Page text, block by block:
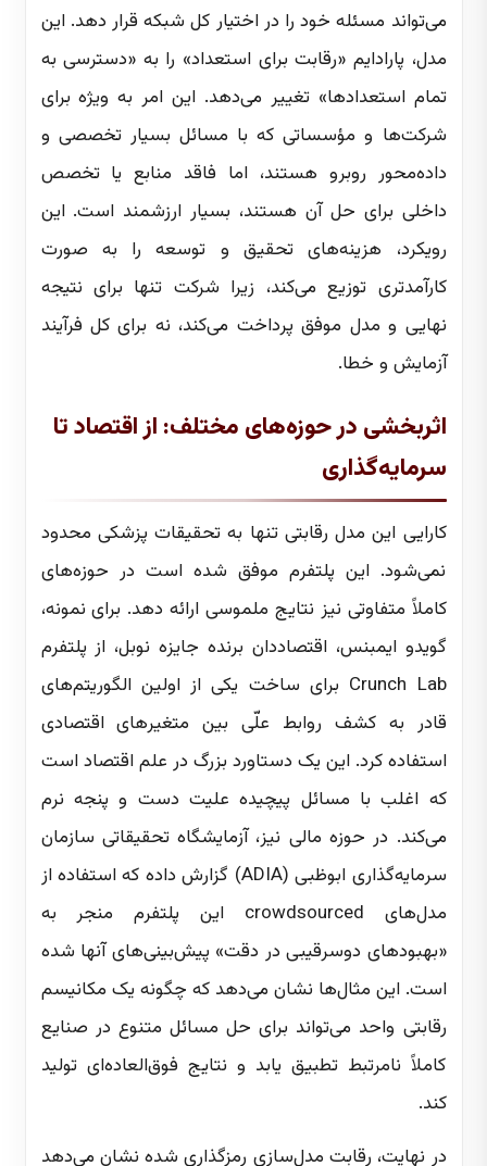
می‌تواند مسئله خود را در اختیار کل شبکه قرار دهد. این
مدل، پارادایم «رقابت برای استعداد» را به «دسترسی به
تمام استعدادها» تغییر می‌دهد. این امر به ویژه برای
شرکت‌ها و مؤسساتی که با مسائل بسیار تخصصی و
داده‌محور روبرو هستند، اما فاقد منابع یا تخصص
داخلی برای حل آن هستند، بسیار ارزشمند است. این
رویکرد، هزینه‌های تحقیق و توسعه را به صورت
کارآمدتری توزیع می‌کند، زیرا شرکت تنها برای نتیجه
نهایی و مدل موفق پرداخت می‌کند، نه برای کل فرآیند
آزمایش و خطا.
اثربخشی در حوزه‌های مختلف: از اقتصاد تا
سرمایه‌گذاری
کارایی این مدل رقابتی تنها به تحقیقات پزشکی محدود
نمی‌شود. این پلتفرم موفق شده است در حوزه‌های
کاملاً متفاوتی نیز نتایج ملموسی ارائه دهد. برای نمونه،
گویدو ایمبنس، اقتصاددان برنده جایزه نوبل، از پلتفرم
Crunch Lab برای ساخت یکی از اولین الگوریتم‌های
قادر به کشف روابط علّی بین متغیرهای اقتصادی
استفاده کرد. این یک دستاورد بزرگ در علم اقتصاد است
که اغلب با مسائل پیچیده علیت دست و پنجه نرم
می‌کند. در حوزه مالی نیز، آزمایشگاه تحقیقاتی سازمان
سرمایه‌گذاری ابوظبی (ADIA) گزارش داده که استفاده از
مدل‌های crowdsourced این پلتفرم منجر به
«بهبودهای دوسرقیبی در دقت» پیش‌بینی‌های آنها شده
است. این مثال‌ها نشان می‌دهد که چگونه یک مکانیسم
رقابتی واحد می‌تواند برای حل مسائل متنوع در صنایع
کاملاً نامرتبط تطبیق یابد و نتایج فوق‌العاده‌ای تولید
کند.
در نهایت، رقابت مدل‌سازی رمزگذاری شده نشان می‌دهد